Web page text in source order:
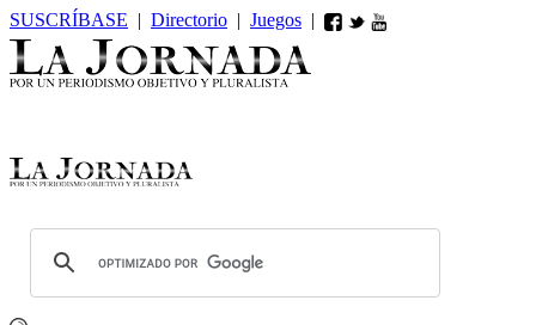
SUSCRÍBASE | Directorio | Juegos |